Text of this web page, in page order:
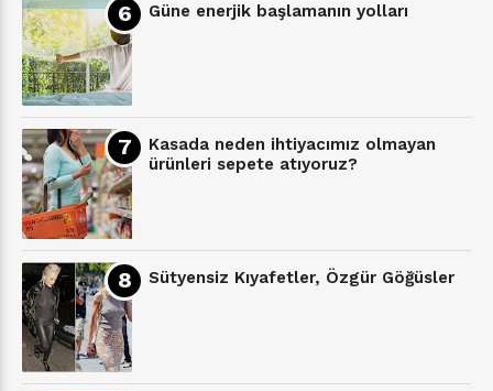
Güne enerjik başlamanın yolları
Kasada neden ihtiyacımız olmayan
ürünleri sepete atıyoruz?
Sütyensiz Kıyafetler, Özgür Göğüsler